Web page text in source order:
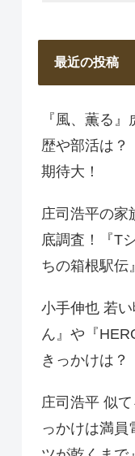
最近の投稿
『風、薫る
歴や部活は？
期待大！
庄司浩平の家
底調査！『T
ちの箱根駅伝
小手伸也 若
ん』や『
きっかけは？
庄司浩平 似
っかけは満員